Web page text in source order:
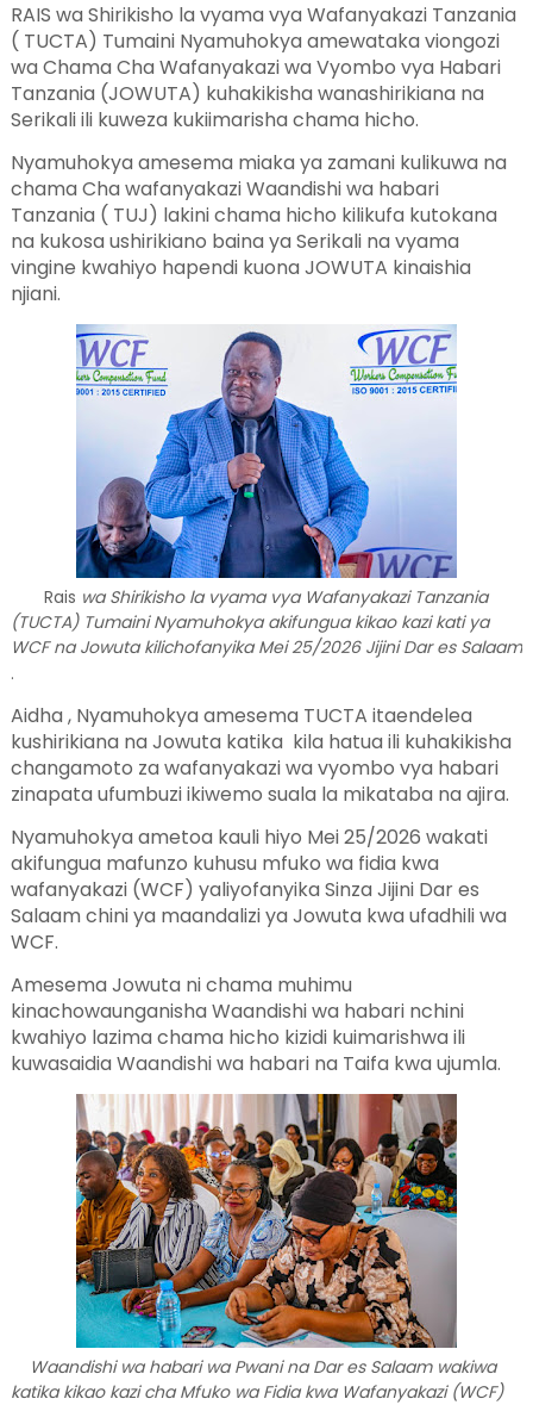
RAIS wa Shirikisho la vyama vya Wafanyakazi Tanzania
( TUCTA) Tumaini Nyamuhokya amewataka viongozi
wa Chama Cha Wafanyakazi wa Vyombo vya Habari
Tanzania (JOWUTA) kuhakikisha wanashirikiana na
Serikali ili kuweza kukiimarisha chama hicho.
Nyamuhokya amesema miaka ya zamani kulikuwa na
chama Cha wafanyakazi Waandishi wa habari
Tanzania ( TUJ) lakini chama hicho kilikufa kutokana
na kukosa ushirikiano baina ya Serikali na vyama
vingine kwahiyo hapendi kuona JOWUTA kinaishia
njiani.
Rais wa Shirikisho la vyama vya Wafanyakazi Tanzania
(TUCTA) Tumaini Nyamuhokya akifungua kikao kazi kati ya
WCF na Jowuta kilichofanyika Mei 25/2026 Jijini Dar es Salaam
.
Aidha , Nyamuhokya amesema TUCTA itaendelea
kushirikiana na Jowuta katika kila hatua ili kuhakikisha
changamoto za wafanyakazi wa vyombo vya habari
zinapata ufumbuzi ikiwemo suala la mikataba na ajira.
Nyamuhokya ametoa kauli hiyo Mei 25/2026 wakati
akifungua mafunzo kuhusu mfuko wa fidia kwa
wafanyakazi (WCF) yaliyofanyika Sinza Jijini Dar es
Salaam chini ya maandalizi ya Jowuta kwa ufadhili wa
WCF.
Amesema Jowuta ni chama muhimu
kinachowaunganisha Waandishi wa habari nchini
kwahiyo lazima chama hicho kizidi kuimarishwa ili
kuwasaidia Waandishi wa habari na Taifa kwa ujumla.
Waandishi wa habari wa Pwani na Dar es Salaam wakiwa
katika kikao kazi cha Mfuko wa Fidia kwa Wafanyakazi (WCF)